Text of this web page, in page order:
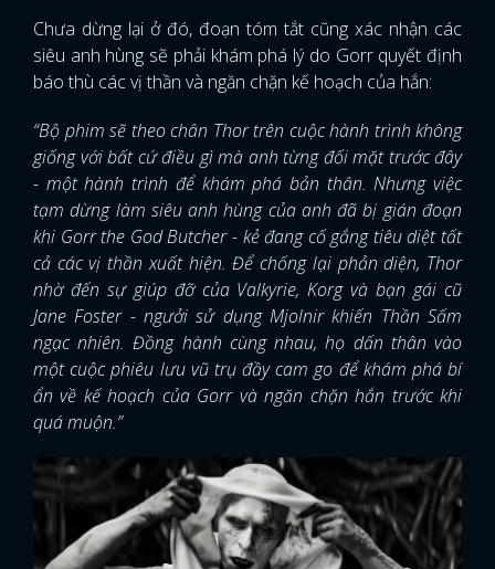
Chưa dừng lại ở đó, đoạn tóm tắt cũng xác nhận các
siêu anh hùng sẽ phải khám phá lý do Gorr quyết định
báo thù các vị thần và ngăn chặn kế hoạch của hắn:
“Bộ phim sẽ theo chân Thor trên cuộc hành trình không
giống với bất cứ điều gì mà anh từng đối mặt trước đây
- một hành trình để khám phá bản thân. Nhưng việc
tạm dừng làm siêu anh hùng của anh đã bị gián đoạn
khi Gorr the God Butcher - kẻ đang cố gắng tiêu diệt tất
cả các vị thần xuất hiện. Để chống lại phản diện, Thor
nhờ đến sự giúp đỡ của Valkyrie, Korg và bạn gái cũ
Jane Foster - ngưởi sử dụng Mjolnir khiến Thần Sấm
ngạc nhiên. Đồng hành cùng nhau, họ dấn thân vào
một cuộc phiêu lưu vũ trụ đầy cam go để khám phá bí
ẩn về kế hoạch của Gorr và ngăn chặn hắn trước khi
quá muộn.”